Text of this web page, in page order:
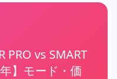
PRO vs SMART
】モード・価